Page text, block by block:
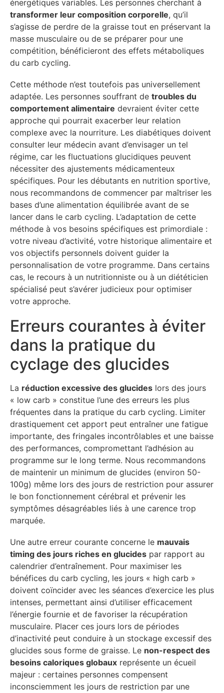
énergétiques variables. Les personnes cherchant à
transformer leur composition corporelle, qu’il
s’agisse de perdre de la graisse tout en préservant la
masse musculaire ou de se préparer pour une
compétition, bénéficieront des effets métaboliques
du carb cycling.
Cette méthode n’est toutefois pas universellement
adaptée. Les personnes souffrant de troubles du
comportement alimentaire devraient éviter cette
approche qui pourrait exacerber leur relation
complexe avec la nourriture. Les diabétiques doivent
consulter leur médecin avant d’envisager un tel
régime, car les fluctuations glucidiques peuvent
nécessiter des ajustements médicamenteux
spécifiques. Pour les débutants en nutrition sportive,
nous recommandons de commencer par maîtriser les
bases d’une alimentation équilibrée avant de se
lancer dans le carb cycling. L’adaptation de cette
méthode à vos besoins spécifiques est primordiale :
votre niveau d’activité, votre historique alimentaire et
vos objectifs personnels doivent guider la
personnalisation de votre programme. Dans certains
cas, le recours à un nutritionniste ou à un diététicien
spécialisé peut s’avérer judicieux pour optimiser
votre approche.
Erreurs courantes à éviter
dans la pratique du
cyclage des glucides
La réduction excessive des glucides lors des jours
« low carb » constitue l’une des erreurs les plus
fréquentes dans la pratique du carb cycling. Limiter
drastiquement cet apport peut entraîner une fatigue
importante, des fringales incontrôlables et une baisse
des performances, compromettant l’adhésion au
programme sur le long terme. Nous recommandons
de maintenir un minimum de glucides (environ 50-
100g) même lors des jours de restriction pour assurer
le bon fonctionnement cérébral et prévenir les
symptômes désagréables liés à une carence trop
marquée.
Une autre erreur courante concerne le mauvais
timing des jours riches en glucides par rapport au
calendrier d’entraînement. Pour maximiser les
bénéfices du carb cycling, les jours « high carb »
doivent coïncider avec les séances d’exercice les plus
intenses, permettant ainsi d’utiliser efficacement
l’énergie fournie et de favoriser la récupération
musculaire. Placer ces jours lors de périodes
d’inactivité peut conduire à un stockage excessif des
glucides sous forme de graisse. Le non-respect des
besoins caloriques globaux représente un écueil
majeur : certaines personnes compensent
inconsciemment les jours de restriction par une